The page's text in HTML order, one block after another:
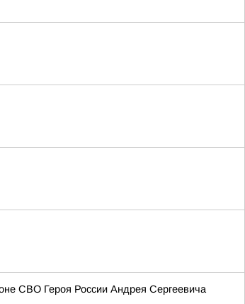
СВО Героя России Андрея Сергеевича